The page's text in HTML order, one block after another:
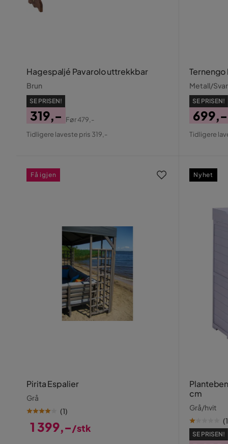
Hagespaljé Pavarolo uttrekkbar
Brun
SE PRISEN!
Pris
319,-
Original
Før479,-
Tidligere laveste pris 319,-
Metall/
SE PRISEN!
Pris
699,-
Tidligere
Pirita Espalier
Grå
(1)
1 399,-/stk
Få igjen
cm
Grå/hvit
(1
SE PRISEN!
Nyhet